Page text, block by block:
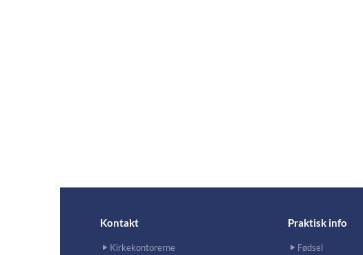
Kontakt
Kirkekontorerne
Praktisk info
Fødsel